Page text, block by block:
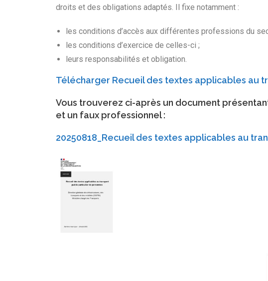
droits et des obligations adaptés. Il fixe notamment :
les conditions d’accès aux différentes professions du
les conditions d’exercice de celles-ci ;
leurs responsabilités et obligation.
Télécharger Recueil des textes applicables au
Vous trouverez ci-après un document
et un faux professionnel :
20250818_Recueil des textes applicables au